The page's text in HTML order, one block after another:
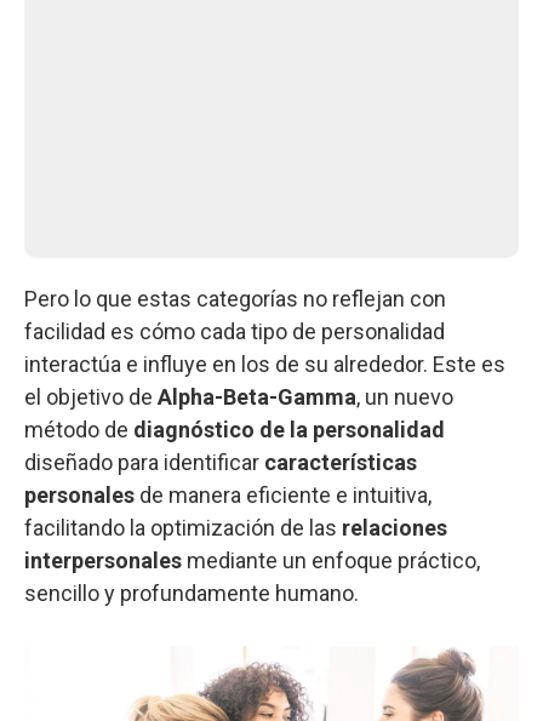
Pero lo que estas categorías no reflejan con
facilidad es cómo cada tipo de personalidad
interactúa e influye en los de su alrededor. Este es
el objetivo de Alpha-Beta-Gamma, un nuevo
método de diagnóstico de la personalidad
diseñado para identificar características
personales de manera eficiente e intuitiva,
facilitando la optimización de las relaciones
interpersonales mediante un enfoque práctico,
sencillo y profundamente humano.